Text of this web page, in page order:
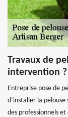
Travaux de
intervention ?
Entreprise pose de
d’installer la
des professionnels